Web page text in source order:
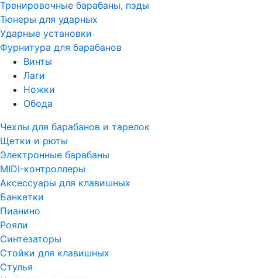
Тренировочные барабаны, пэды
Тюнеры для ударных
Ударные установки
Фурнитура для барабанов
Винты
Лаги
Ножки
Обода
Чехлы для барабанов и тарелок
Щетки и рюты
Электронные барабаны
MIDI-контроллеры
Аксессуары для клавишных
Банкетки
Пианино
Рояли
Синтезаторы
Стойки для клавишных
Стулья